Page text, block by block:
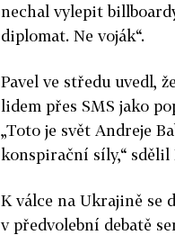
nechal vylepit
diplomat. Ne voják“.
Pavel ve středu uvedl,
lidem přes SMS jako
„Toto je svět Andreje
konspirační síly,“ sdělil
K válce na Ukrajině se
v předvolební debatě